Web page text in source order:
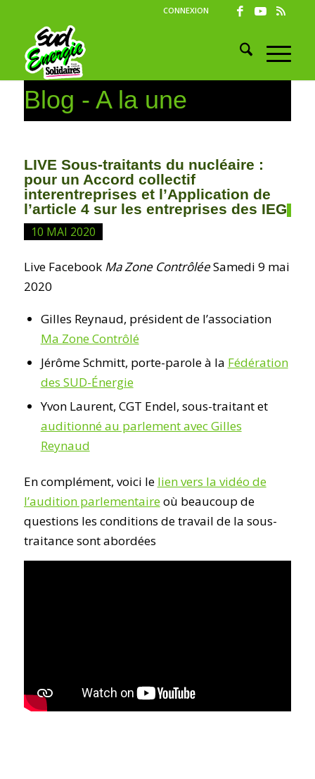
CONNEXION
Blog - A la une
LIVE Sous-traitants du nucléaire :
pour un Accord collectif
interentreprises et l’Application de
l’article 4 sur les entreprises des IEG
10 MAI 2020
Live FacebookMa Zone ContrôléeSamedi 9 mai
2020
Gilles Reynaud, président de l’association
Ma Zone Contrôlé
Jérôme Schmitt, porte-parole à la Fédération
des SUD-Énergie
Yvon Laurent, CGT Endel, sous-traitant et
auditionné au parlement avec Gilles
Reynaud
En complément, voici le lien vers la vidéo de
l’audition parlementaireoù beaucoup de
questions les conditions de travail de la sous-
traitance sont abordées